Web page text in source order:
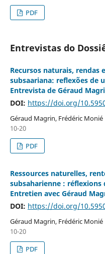
PDF
Entrevistas do
Recursos naturais, rendas
subsaariana: reflexões de
Entrevista de Géraud
DOI: https://doi.org/
Géraud Magrin, Frédéric Monié
10-20
PDF
Ressources naturelles,
subsaharienne : réflexions
Entretien avec Géraud
DOI: https://doi.org/
Géraud Magrin, Frédéric Monié
10-20
PDF